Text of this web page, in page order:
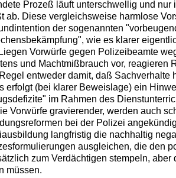
Prozeß läuft unterschwellig und nur
ab. Diese vergleichsweise harmlose
der sogenannten
wie es klarer
Vorwürfe gegen Polizeibeamte
und Machtmißbrauch vor, reagieren
entweder damit, daß Sachverhalte
erfolgt (bei klarer Beweislage) ein
im Rahmen des
Vorwürfe gravierender, werden auch
bei der Polizei
langfristig die nachhaltig
ausgleichen, die den
zum Verdächtigen stempeln,
müssen.